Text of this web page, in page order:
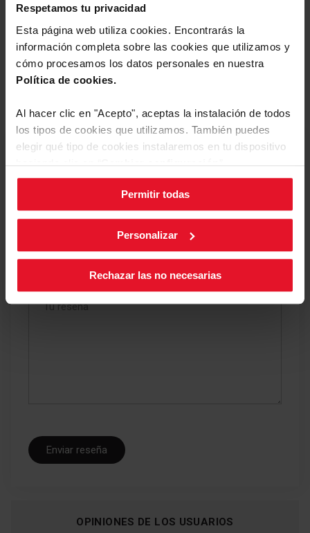
Respetamos tu privacidad
Esta página web utiliza cookies. Encontrarás la
información completa sobre las cookies que utilizamos y
cómo procesamos los datos personales en nuestra
Política de cookies.
Al hacer clic en "Acepto", aceptas la instalación de todos
los tipos de cookies que utilizamos. También puedes
elegir qué tipo de cookies instalaremos en tu dispositivo
haciendo clic en “Cambiar configuración”.
Puedes cambiar la configuración de cookies en cualquier
momento, pulsando el botón negro en la esquina inferior
derecha de la pantalla.
Permitir todas
Personalizar
Rechazar las no necesarias
Ficha de producto
Manual de usuario
Manual de usuario
archivo
Reseñas
star
stars
stars
stars
stars
Tu reseña
Enviar reseña
OPINIONES DE LOS USUARIOS